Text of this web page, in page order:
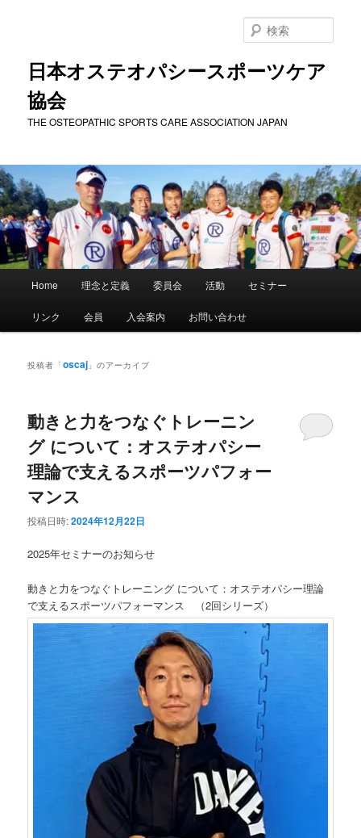
移
動
動
日本オステオパシースポーツケア
協会
THE OSTEOPATHIC SPORTS CARE ASSOCIATION JAPAN
索
メ
Home 理念と定義 委員会 活動 セミナー
リンク 会員 入会案内 お問い合わせ
投稿者「oscaj 」のアーカイブ
動きと力をつなぐトレーニン
グ について：オステオパシー
理論で支えるスポーツパフォー
マンス
投稿日時:2024年12月22日
2025年セミナーのお知らせ
動きと力をつなぐトレーニング について：オステオパシー理論
で支えるスポーツパフォーマンス （2回シリーズ）